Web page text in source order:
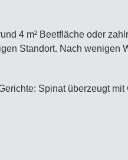
4 m² Beetfläche oder
Standort. Nach
Spinat überzeugt